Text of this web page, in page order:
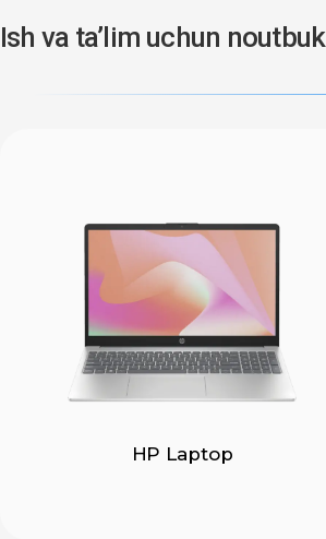
Ish va ta’lim uchun
HP Laptop